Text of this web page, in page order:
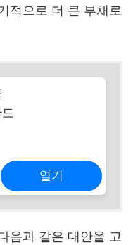
적으로 더 큰 부채로
열기
음과 같은 대안을 고